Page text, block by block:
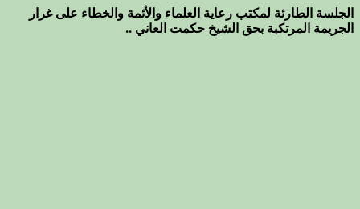
الجلسة الطارئة لمكتب رعاية العلماء والأئمة والخطاء على غرار
الجريمة المرتكبة بحق الشيخ حكمت العاني ..